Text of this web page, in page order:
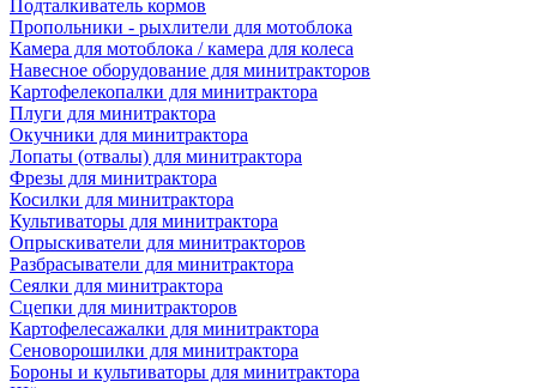
Подталкиватель кормов
Пропольники - рыхлители для мотоблока
Камера для мотоблока / камера для колеса
Навесное оборудование для минитракторов
Картофелекопалки для минитрактора
Плуги для минитрактора
Окучники для минитрактора
Лопаты (отвалы) для минитрактора
Фрезы для минитрактора
Косилки для минитрактора
Культиваторы для минитрактора
Опрыскиватели для минитракторов
Разбрасыватели для минитрактора
Сеялки для минитрактора
Сцепки для минитракторов
Картофелесажалки для минитрактора
Сеноворошилки для минитрактора
Бороны и культиваторы для минитрактора